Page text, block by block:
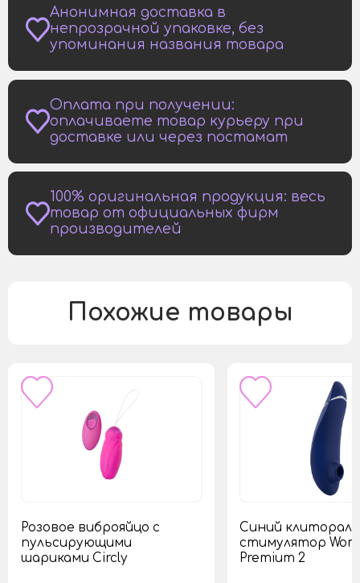
Анонимная доставка в
непрозрачной упаковке, без
упоминания названия товара
Оплата при получении:
оплачиваете товар курьеру при
доставке или через постамат
100% оригинальная продукция: весь
товар от официальных фирм
производителей
Похожие товары
Розовое виброяйцо с
пульсирующими
шариками Circly
Синий
стимулятор
Premium 2